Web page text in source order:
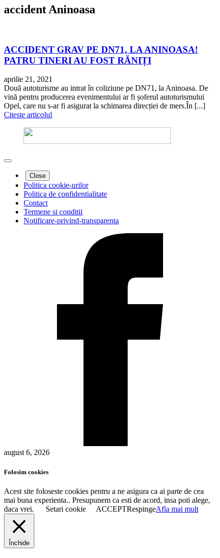
accident Aninoasa
ACCIDENT GRAV PE DN71, LA ANINOASA!
PATRU TINERI AU FOST RĂNIȚI
aprilie 21, 2021
Două autoturisme au intrat în coliziune pe DN71, la Aninoasa. De
vină pentru producerea evenimentului ar fi șoferul autoturismului
Opel, care nu s-ar fi asigurat la schimarea direcției de mers.În [...]
Citeste articolul
Close
Politica cookie-urilor
Politica de confidentialitate
Contact
Termene si conditii
Notificare-privind-transparenta
august 6, 2026
Folosim cookies
Acest site foloseste cookies pentru a ne asigura ca ai parte de cea
mai buna experienta.. Presupunem ca esti de acord, insa poti alege,
daca vrei.
Setari cookie ACCEPTRespingeAfla mai mult
Închide